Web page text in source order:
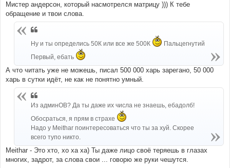
Мистер андерсон, который насмотрелся матрицу ))) К тебе
обращение и твои слова.
Ну и ты определись 50К или все же 500К
Пальцегнутий
Первый, ебать
А что читать уже не можешь, писал 500 000 харь зарегано, 50 000
харь в сутки идёт, не как не понятно умный.
Из админОВ? Да ты даже их числа не знаешь, ебадолб!
Обосраться, я прям в страхе
Надо у Meithar поинтересоваться что ты за хуй. Скорее
всего тупо никто.
Meithar - Это хто, хо ха ха) Ты даже лицо своё теряешь в глазах
многих, задрот, за слова свои ... говорю же руки чешутся.